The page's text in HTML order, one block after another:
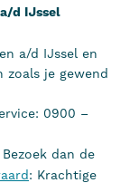
d IJssel
a/d IJssel en
zoals je gewend
0900 –
Bezoek dan de
: Krachtige